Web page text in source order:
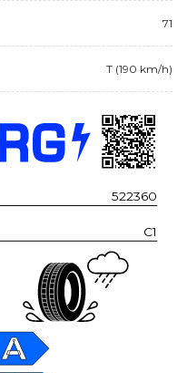
71
T (190 km/h)
522360
C1
A